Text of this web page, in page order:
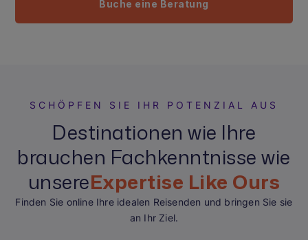
Buche eine Beratung
SCHÖPFEN SIE IHR POTENZIAL AUS
Destinationen wie Ihre
brauchen Fachkenntnisse wie
unsereExpertise Like Ours
Finden Sie online Ihre idealen Reisenden und bringen Sie sie
an Ihr Ziel.